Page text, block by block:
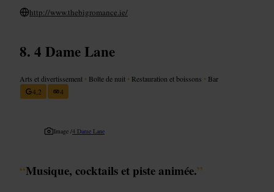
http://www.thebigromance.ie/
4 Dame Lane
Arts et divertissement • Boîte de nuit • Restauration et boissons • Bar
4,2
4
Image /4 Dame Lane
“Musique, cocktails et piste animée.”